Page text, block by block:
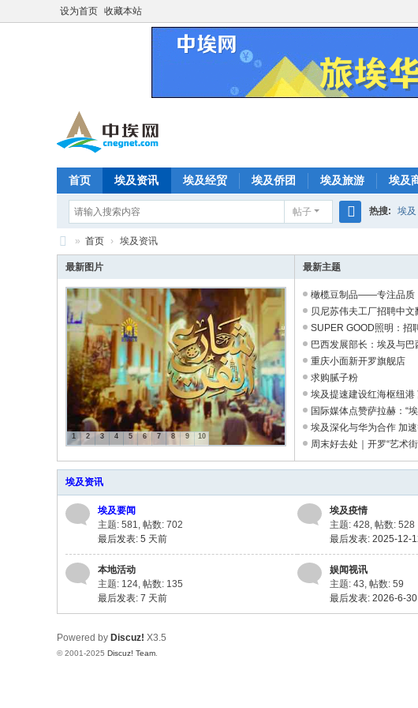
设为首页 收藏本站
首页 埃及资讯 埃及经贸 埃及侨团 埃及旅游 埃及
帖子
索
热搜: 埃及
中
埃
网
—
埃
的
网
络
家
» 首页 › 埃及资讯
最新图片
1 2 3 4 5 6 7 8 9 10
最新主题
橄榄豆制品——专注品质
贝尼苏伟夫工厂招聘中文
SUPER GOOD照明：招
巴西发展部长：埃及与
重庆小面新开罗旗舰店
求购腻子粉
埃及提速建设红海枢纽
流中心地位 ...
国际媒体点赞萨拉赫：“
全球影响力再 ...
埃及深化与华为合作 加
人才培养 ...
周末好去处｜开罗“艺术
您一起打卡埃及 ...
埃及资讯
埃及要闻
主题: 581, 帖数: 702
最后发表: 5 天前
埃及疫情
主题: 428, 帖数: 528
最后发表: 2025-12-
本地活动
主题: 124, 帖数: 135
最后发表: 7 天前
娱闻视讯
主题: 43, 帖数: 59
最后发表: 2026-6-
Powered by Discuz! X3.5
© 2001-2025 Discuz! Team